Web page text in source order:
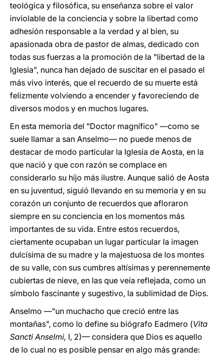
teológica y filosófica, su enseñanza sobre el valor
inviolable de la conciencia y sobre la libertad como
adhesión responsable a la verdad y al bien, su
apasionada obra de pastor de almas, dedicado con
todas sus fuerzas a la promoción de la "libertad de la
Iglesia", nunca han dejado de suscitar en el pasado el
más vivo interés, que el recuerdo de su muerte está
felizmente volviendo a encender y favoreciendo de
diversos modos y en muchos lugares.
En esta memoria del "Doctor magnífico" —como se
suele llamar a san Anselmo— no puede menos de
destacar de modo particular la Iglesia de Aosta, en la
que nació y que con razón se complace en
considerarlo su hijo más ilustre. Aunque salió de Aosta
en su juventud, siguió llevando en su memoria y en su
corazón un conjunto de recuerdos que afloraron
siempre en su conciencia en los momentos más
importantes de su vida. Entre estos recuerdos,
ciertamente ocupaban un lugar particular la imagen
dulcísima de su madre y la majestuosa de los montes
de su valle, con sus cumbres altísimas y perennemente
cubiertas de nieve, en las que veía reflejada, como un
símbolo fascinante y sugestivo, la sublimidad de Dios.
Anselmo —"un muchacho que creció entre las
montañas", como lo define su biógrafo Eadmero (Vita
Sancti Anselmi, I, 2)— considera que Dios es aquello
de lo cual no es posible pensar en algo más grande: